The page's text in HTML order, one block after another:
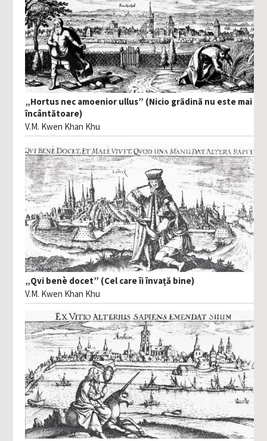
„Hortus nec amoenior ullus” (Nicio grădină nu este mai
încântătoare)
V.M. Kwen Khan Khu
„Qvi benè docet” (Cel care îi învață bine)
V.M. Kwen Khan Khu